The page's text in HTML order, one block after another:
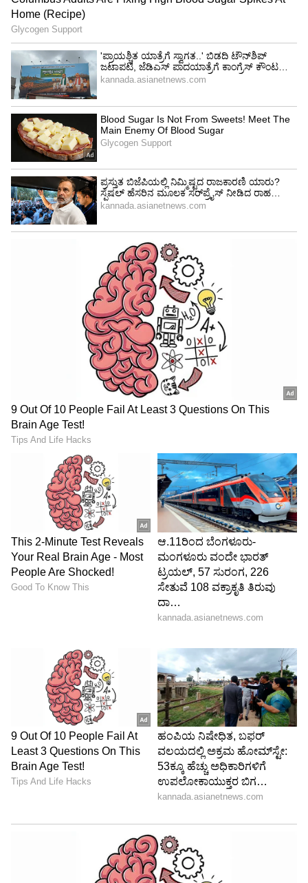
ಚೈತ್ರಾ ಕುಂದಾಪುರ ಅವರ ವಿಚಾರದಲ್ಲಿ ಸ್ವಲ್ಪ ಡ್ರಾಮಾ
ನಡೆದಿದೆ. ಇಲಾಖೆಯವರು ಸೂಕ್ತವಾಗಿ ನಿಭಾಯಿಸುತ್ತಿದ್ದಾರೆ.
ತನಿಖೆ ನಡೆದು ಎಲ್ಲ ಮಾಹಿತಿ ಹೊರಬರಲಿ. ಯಾರ ಯಾರದು
ಲಿಂಕ್‌ ಇದೆ ಎಲ್ಲವೂ ಹೊರ ಬರುತ್ತದೆ ಎಂದರು.